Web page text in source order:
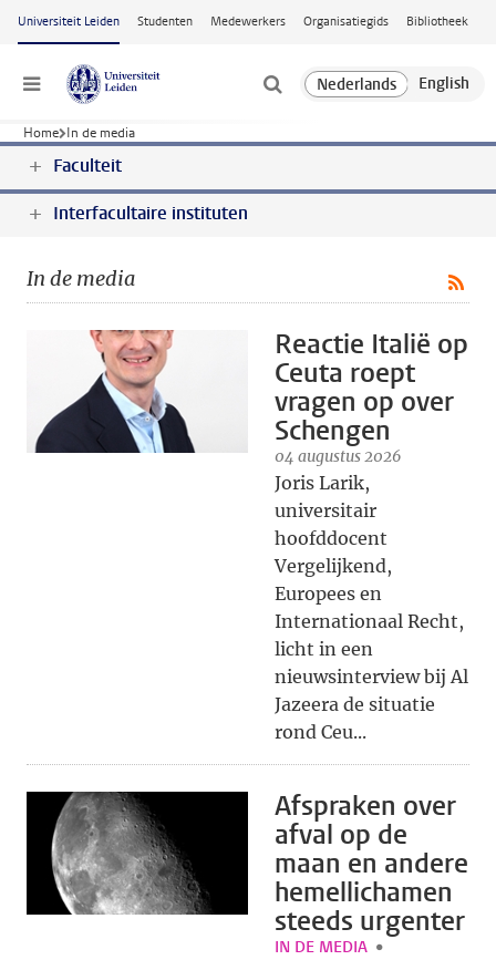
Ga naar hoofdinhoud
Universiteit Leiden Studenten Medewerkers Organisatiegids Bibliotheek
Menu
Home In de media
Faculteit
Interfacultaire instituten
In de media
Reactie Italië op
Ceuta roept
vragen op over
Schengen
04 augustus 2026
Joris Larik,
universitair
hoofddocent
Vergelijkend,
Europees en
Internationaal Recht,
licht in een
nieuwsinterview bij Al
Jazeera de situatie
rond Ceu...
Afspraken over
afval op de
maan en andere
hemellichamen
steeds urgenter
IN DE MEDIA